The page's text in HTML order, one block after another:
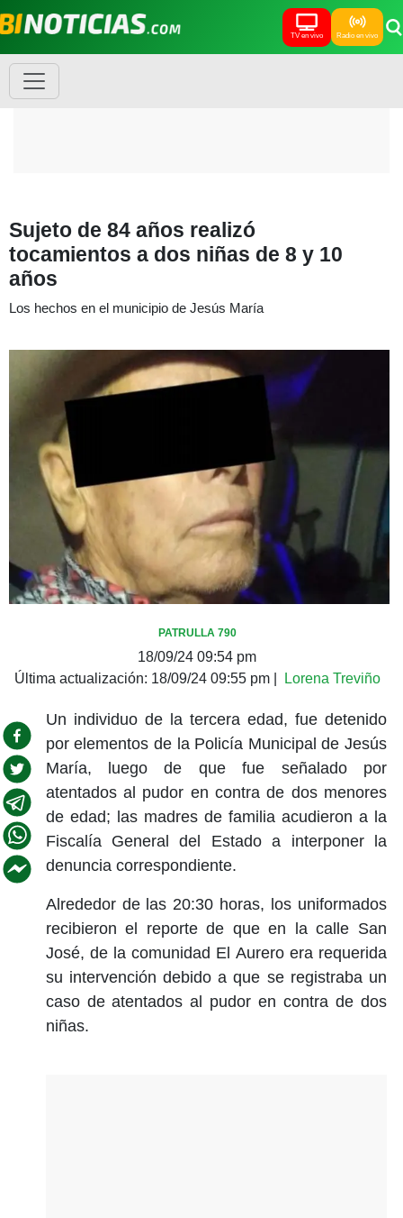
TV en vivo Radio en vivo
Sujeto de 84 años realizó
tocamientos a dos niñas de 8 y 10
años
Los hechos en el municipio de Jesús María
PATRULLA 790
18/09/24 09:54 pm
Última actualización: 18/09/24 09:55 pm| Lorena Treviño
Un individuo de la tercera edad, fue detenido
por elementos de la Policía Municipal de Jesús
María, luego de que fue señalado por
atentados al pudor en contra de dos menores
de edad; las madres de familia acudieron a la
Fiscalía General del Estado a interponer la
denuncia correspondiente.
Alrededor de las 20:30 horas, los uniformados
recibieron el reporte de que en la calle San
José, de la comunidad El Aurero era requerida
su intervención debido a que se registraba un
caso de atentados al pudor en contra de dos
niñas.